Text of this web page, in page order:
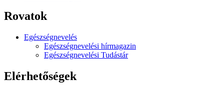
Rovatok
Egészségnevelés
Egészségnevelési hírmagazin
Egészségnevelési Tudástár
Elérhetőségek